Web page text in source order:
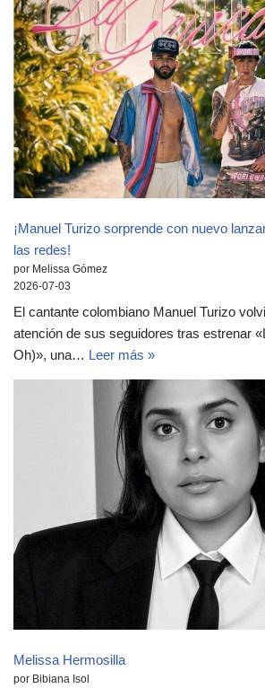
¡Manuel Turizo sorprende con nuevo
las redes!
por Melissa Gómez
2026-07-03
El cantante colombiano Manuel Turizo
atención de sus seguidores tras estrenar
Oh)», una… Leer más »
Melissa Hermosilla
por Bibiana Isol